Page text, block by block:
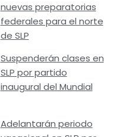
nuevas preparatorias
federales para el norte
de SLP
Suspenderán clases en
SLP por partido
inaugural del Mundial
Adelantarán periodo